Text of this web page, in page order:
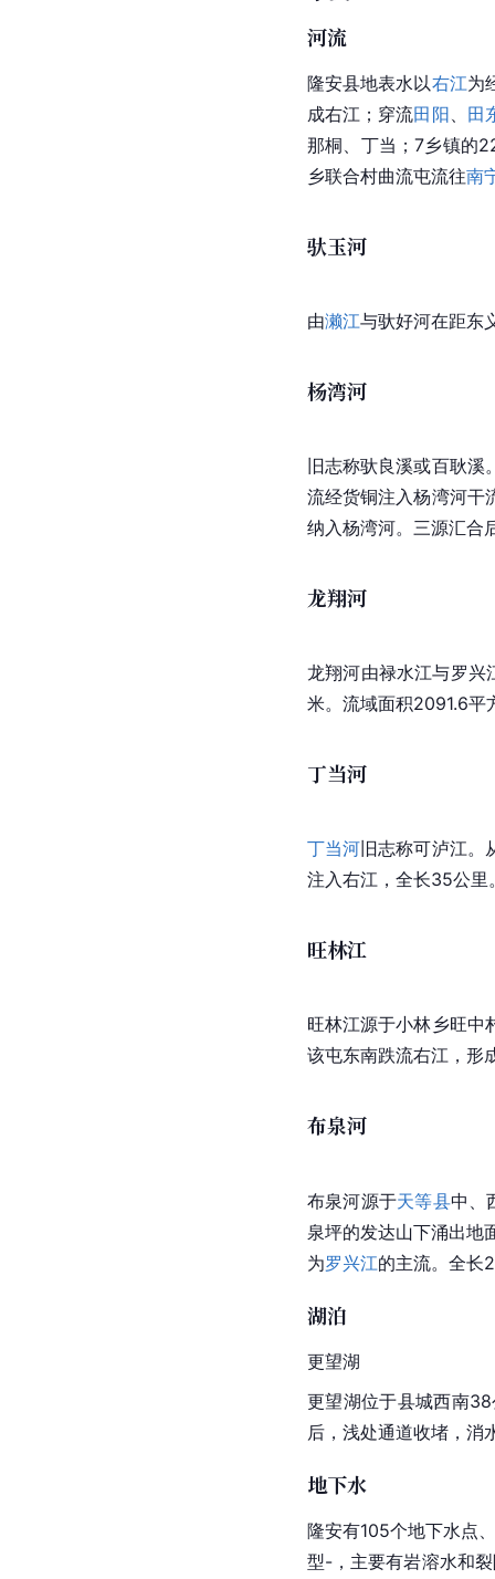
河流
隆安县地表水以右江为
成右江；穿流田阳
田
那桐、丁当；7乡镇的
乡联合村曲流屯流往南
驮玉河
由濑江与驮好河在距东
杨湾河
旧志称驮良溪或百耿
流经货铜注入杨湾河干
纳入杨湾河。三源汇合
龙翔河
龙翔河由禄水江与罗兴
米。流域面积2091.6平
丁当河
丁当河 旧志称可泸江。
注入右江，全长35公里
旺林江
旺林江源于小林乡旺中
该屯东南跌流右江 ，形
布泉河
布泉河源于天等县中、
泉坪的发达山下涌出地
为罗兴江的主流。全长
湖泊
更望湖
更望湖位于县城西南
后，浅处通道收堵，消
地下水
隆安有105个地下水点
型-，主要有岩溶水和